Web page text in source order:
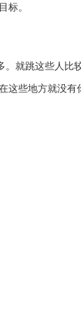
标。
。就跳这些人比
这些地方就没有